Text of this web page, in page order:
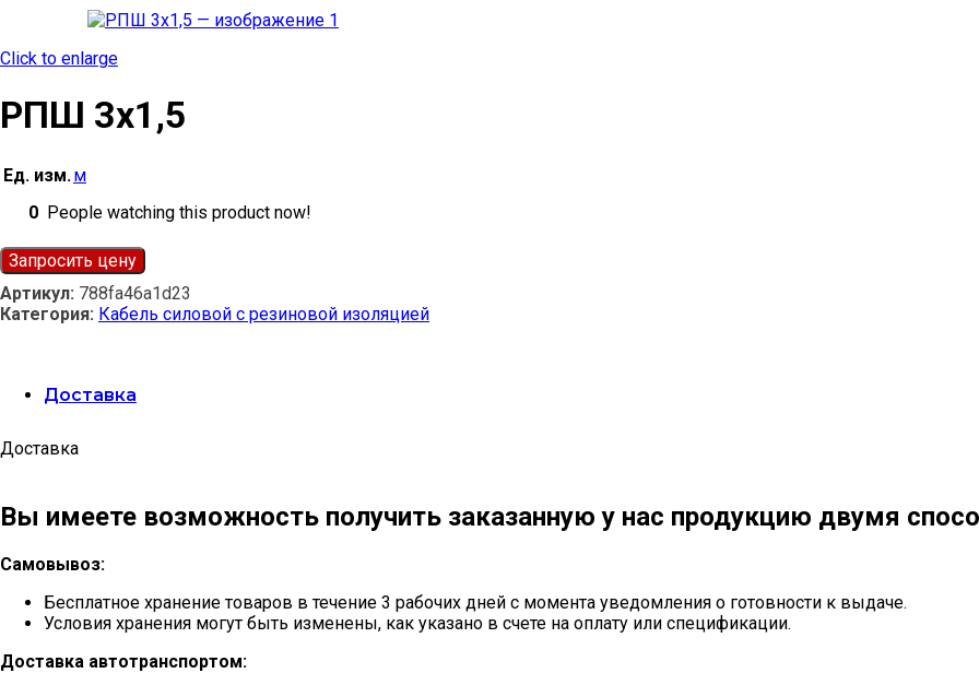
Click to enlarge
РПШ 3х1,5
Ед. изм.м
0 People watching this product now!
Запросить цену
Артикул: 788fa46a1d23
Категория: Кабель силовой с резиновой изоляцией
Доставка
Доставка
Вы имеете возможность получить заказанную у нас продукцию двумя
Самовывоз:
Бесплатное хранение товаров в течение 3 рабочих дней с момента уведомления о готовности к выдаче.
Условия хранения могут быть изменены, как указано в счете на оплату или спецификации.
Доставка автотранспортом: